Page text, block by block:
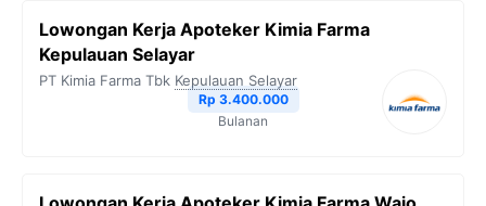
Lowongan Kerja Apoteker Kimia Farma
Kepulauan Selayar
PT Kimia Farma Tbk Kepulauan Selayar
Rp 3.400.000
Bulanan